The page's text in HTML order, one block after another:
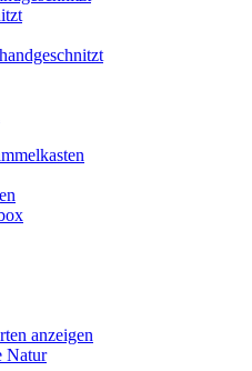
anzeigen
Natur